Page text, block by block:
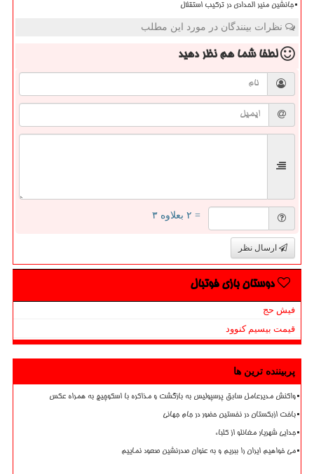
جانشین منیر الحدادی در ترکیب استقلال
نظرات بینندگان در مورد این مطلب
لطفا شما همنظر دهید
= ۲ بعلاوه ۳
ارسال نظر
دوستان بازی فوتبال
فیش حج
قیمت بیسیم کنوود
پربیننده ترین ها
واکنش مدیرعامل سابق پرسپولیس به بازگشت و مذاکره با اسکوچیچ به همراه عکس
باخت ازبکستان در نخستین حضور در جام جهانی
جدایی شهریار مغانلو از کلباء
می خواهیم ایران را ببریم و به عنوان صدرنشین صعود نماییم